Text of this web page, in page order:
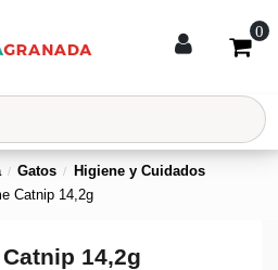
0
Gatos
Higiene y Cuidados
Catnip 14,2g
14,2g